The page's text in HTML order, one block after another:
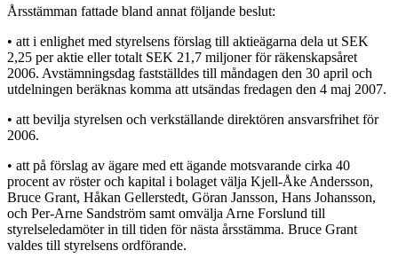
Årsstämman fattade bland annat följande beslut:
• att i enlighet med styrelsens förslag till aktieägarna dela ut SEK
2,25 per aktie eller totalt SEK 21,7 miljoner för räkenskapsåret
2006. Avstämningsdag fastställdes till måndagen den 30 april och
utdelningen beräknas komma att utsändas fredagen den 4 maj 2007.
• att bevilja styrelsen och verkställande direktören ansvarsfrihet för
2006.
• att på förslag av ägare med ett ägande motsvarande cirka 40
procent av röster och kapital i bolaget välja Kjell-Åke Andersson,
Bruce Grant, Håkan Gellerstedt, Göran Jansson, Hans Johansson,
och Per-Arne Sandström samt omvälja Arne Forslund till
styrelseledamöter in till tiden för nästa årsstämma. Bruce Grant
valdes till styrelsens ordförande.